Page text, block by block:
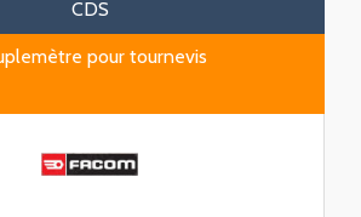
CDS
pour tournevis